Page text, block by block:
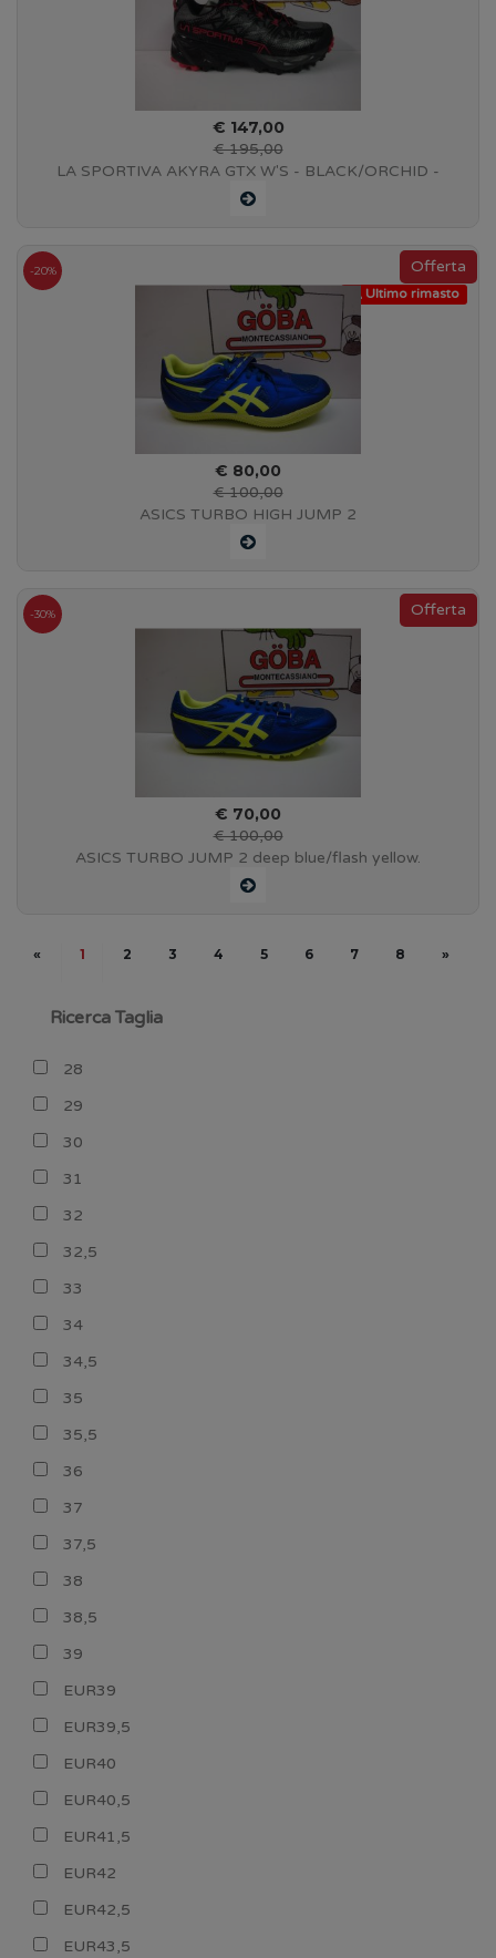
€ 147,00
€ 195,00
LA SPORTIVA AKYRA GTX W'S - BLACK/ORCHID -
#36J999401
Ultimo rimasto
-20%
€ 80,00
€ 100,00
ASICS TURBO HIGH JUMP 2
-30%
€ 70,00
€ 100,00
ASICS TURBO JUMP 2 deep blue/flash yellow.
« 1 2 3 4 5 6 7 8 »
Ricerca Taglia
28
29
30
31
32
32,5
33
34
34,5
35
35,5
36
37
37,5
38
38,5
39
EUR39
EUR39,5
EUR40
EUR40,5
EUR41,5
EUR42
EUR42,5
EUR43,5